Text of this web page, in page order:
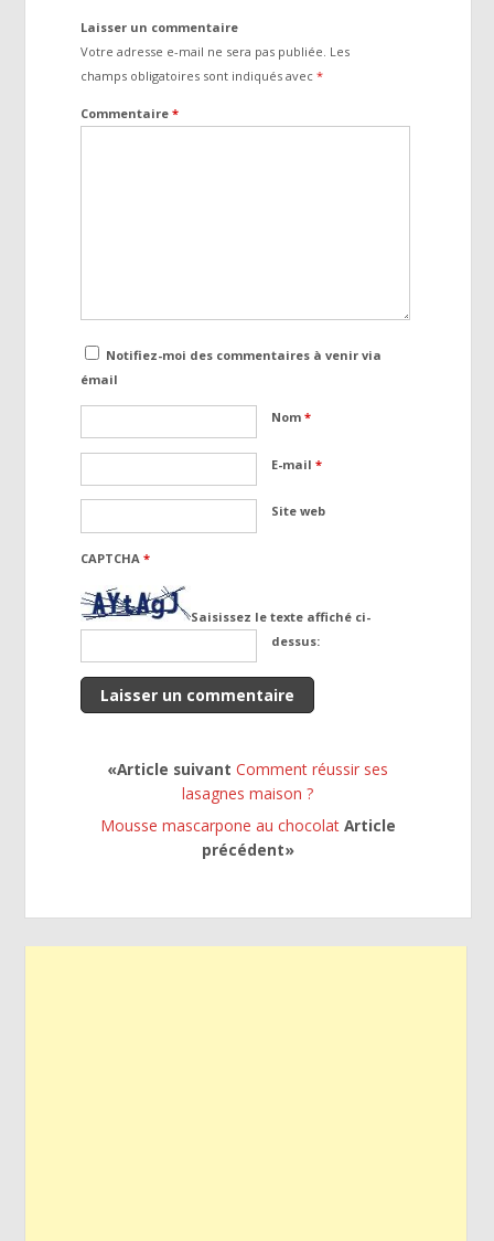
Laisser un commentaire
Votre adresse e-mail ne sera pas publiée. Les
champs obligatoires sont indiqués avec*
Commentaire*
Notifiez-moi des commentaires à venir via
émail
Nom*
E-mail*
Site web
CAPTCHA*
Saisissez le texte affiché ci-
dessus:
«Article suivantComment réussir ses
lasagnes maison ?
Mousse mascarpone au chocolatArticle
précédent»